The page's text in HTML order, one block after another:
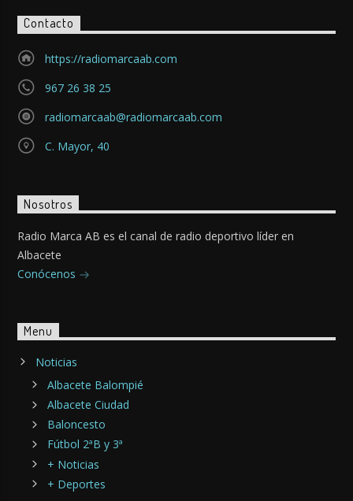
Contacto
https://radiomarcaab.com
967 26 38 25
radiomarcaab@radiomarcaab.com
C. Mayor, 40
Nosotros
Radio Marca AB es el canal de radio deportivo líder en
Albacete
Conócenos
Menu
Noticias
Albacete Balompié
Albacete Ciudad
Baloncesto
Fútbol 2ªB y 3ª
+ Noticias
+ Deportes